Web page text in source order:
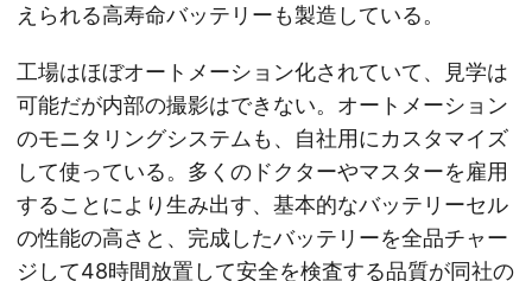
えられる高寿命バッテリーも製造している。
工場はほぼオートメーション化されていて、見学は
可能だが内部の撮影はできない。オートメーション
のモニタリングシステムも、自社用にカスタマイズ
して使っている。多くのドクターやマスターを雇用
することにより生み出す、基本的なバッテリーセル
の性能の高さと、完成したバッテリーを全品チャー
ジして48時間放置して安全を検査する品質が同社の